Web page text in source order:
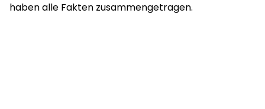
haben alle Fakten zusammengetragen.